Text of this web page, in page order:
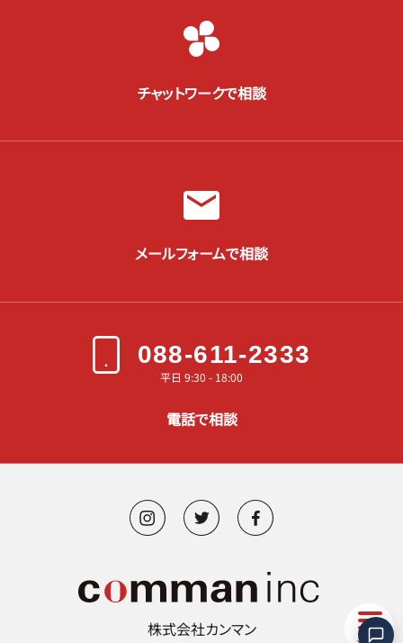
チャットワークで相談
メールフォームで相談
088-611-2333
平日 9:30 - 18:00
電話で相談
株式会社カンマン